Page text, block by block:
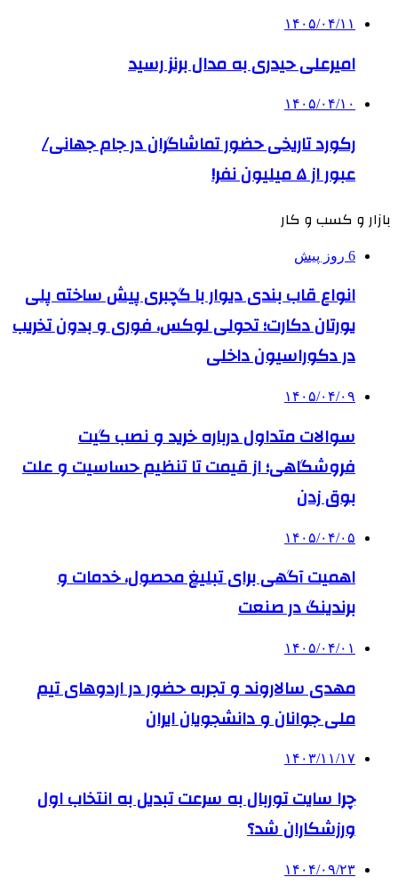
۱۴۰۵/۰۴/۱۱
امیرعلی حیدری به مدال برنز رسید
۱۴۰۵/۰۴/۱۰
رکورد تاریخی حضور تماشاگران در جام جهانی/
عبور از ۵ میلیون نفر!
بازار و کسب و کار
6 روز پیش
انواع قاب بندی دیوار با گچبری پیش ساخته پلی
یورتان دکارت؛ تحولی لوکس، فوری و بدون تخریب
در دکوراسیون داخلی
۱۴۰۵/۰۴/۰۹
سوالات متداول درباره خرید و نصب گیت
فروشگاهی؛ از قیمت تا تنظیم حساسیت و علت
بوق زدن
۱۴۰۵/۰۴/۰۵
اهمیت آگهی برای تبلیغ محصول، خدمات و
برندینگ در صنعت
۱۴۰۵/۰۴/۰۱
مهدی سالاروند و تجربه حضور در اردوهای تیم
ملی جوانان و دانشجویان ایران
۱۴۰۳/۱۱/۱۷
چرا سایت توربال به ‌سرعت تبدیل به انتخاب اول
ورزشکاران شد؟
۱۴۰۴/۰۹/۲۳